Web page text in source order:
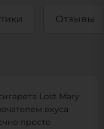
Отзывы
Lost Mary
вкуса
просто